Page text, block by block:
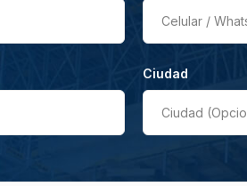
Celular /
Ciudad
Ciudad